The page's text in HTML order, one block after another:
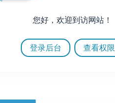
您好，欢迎到访网站！
登录后台 查看权限